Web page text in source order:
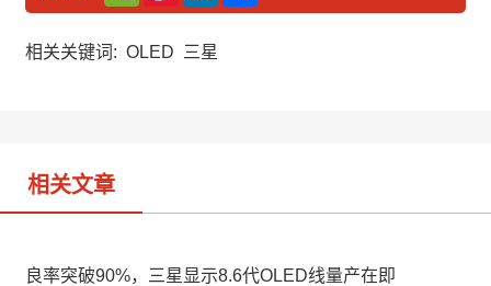
C
a
n
W
n
相关关键词: OLED 三星
相关文章
良率突破90%，三星显示8.6代OLED线量产在即